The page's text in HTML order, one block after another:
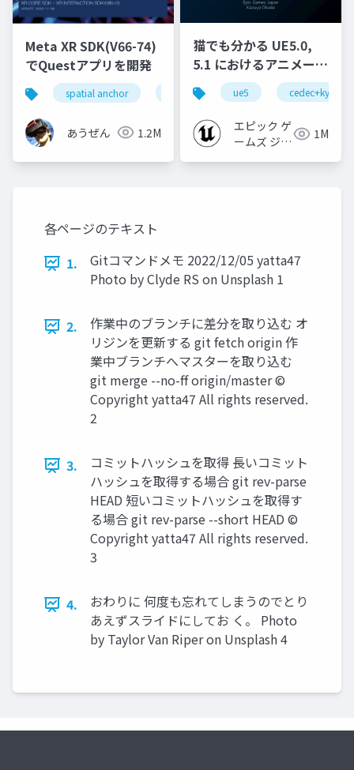
Meta XR SDK(V66-74)
でQuestアプリを開発
spatial anchor quest pro
あうぜん 1.2M
猫でも分かる UE5.0,
5.1 におけるアニメーシ
ョンの新機能について
【CEDEC+KYUSHU
2022】
ue5 cedec+kyushu
エピック ゲ
ームズ ジャ
1M
各ページのテキスト
1.
Gitコマンドメモ 2022/12/05 yatta47
Photo by Clyde RS on Unsplash 1
2.
作業中のブランチに差分を取り込む オ
リジンを更新する git fetch origin 作
業中ブランチへマスターを取り込む
git merge --no-ff origin/master ©
Copyright yatta47 All rights reserved.
2
3.
コミットハッシュを取得 長いコミット
ハッシュを取得する場合 git rev-parse
HEAD 短いコミットハッシュを取得す
る場合 git rev-parse --short HEAD ©
Copyright yatta47 All rights reserved.
3
4.
おわりに 何度も忘れてしまうのでとり
あえずスライドにしてお く。 Photo
by Taylor Van Riper on Unsplash 4